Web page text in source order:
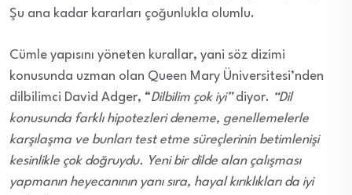
Şu ana kadar kararları çoğunlukla olumlu.
Cümle yapısını yöneten kurallar, yani söz dizimi
konusunda uzman olan Queen Mary Üniversitesi’nden
dilbilimci David Adger, “Dilbilim çok iyi”diyor. “Dil
konusunda farklı hipotezleri deneme, genellemelerle
karşılaşma ve bunları test etme süreçlerinin betimlenişi
kesinlikle çok doğruydu. Yeni bir dilde alan çalışması
yapmanın heyecanının yanı sıra, hayal kırıklıkları da iyi